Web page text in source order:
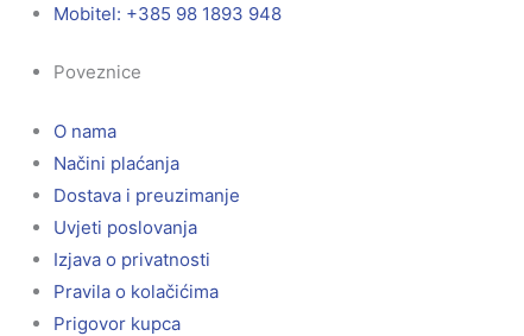
Mobitel: +385 98 1893 948
Poveznice
O nama
Načini plaćanja
Dostava i preuzimanje
Uvjeti poslovanja
Izjava o privatnosti
Pravila o kolačićima
Prigovor kupca